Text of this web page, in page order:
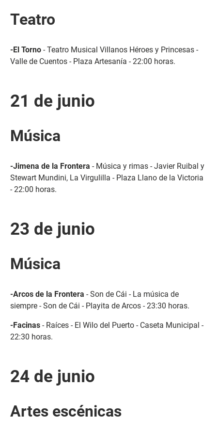
Teatro
-El Torno- Teatro Musical Villanos Héroes y Princesas -
Valle de Cuentos - Plaza Artesanía - 22:00 horas.
21 de junio
Música
-Jimena de la Frontera - Música y rimas - Javier Ruibal y
Stewart Mundini, La Virgulilla - Plaza Llano de la Victoria
- 22:00 horas.
23 de junio
Música
-Arcos de la Frontera - Son de Cái - La música de
siempre - Son de Cái - Playita de Arcos - 23:30 horas.
-Facinas- Raíces - El Wilo del Puerto - Caseta Municipal -
22:30 horas.
24 de junio
Artes escénicas